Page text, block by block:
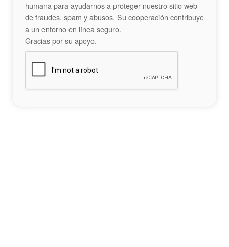
humana para ayudarnos a proteger nuestro sitio web
de fraudes, spam y abusos. Su cooperación contribuye
a un entorno en línea seguro.
Gracias por su apoyo.